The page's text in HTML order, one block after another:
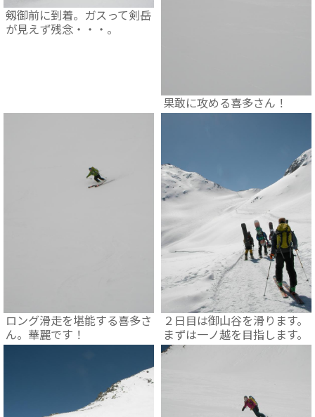
剱御前に到着。ガスって剣岳
が見えず残念・・・。
果敢に攻める喜多さん！
ロング滑走を堪能する喜多さ
ん。華麗です！
２日目は御山谷を滑ります。
まずは一ノ越を目指します。